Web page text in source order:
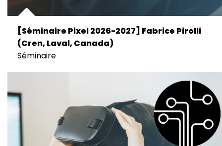
[Séminaire Pixel 2026-2027] Fabrice Pirolli
(Cren, Laval, Canada)
Séminaire